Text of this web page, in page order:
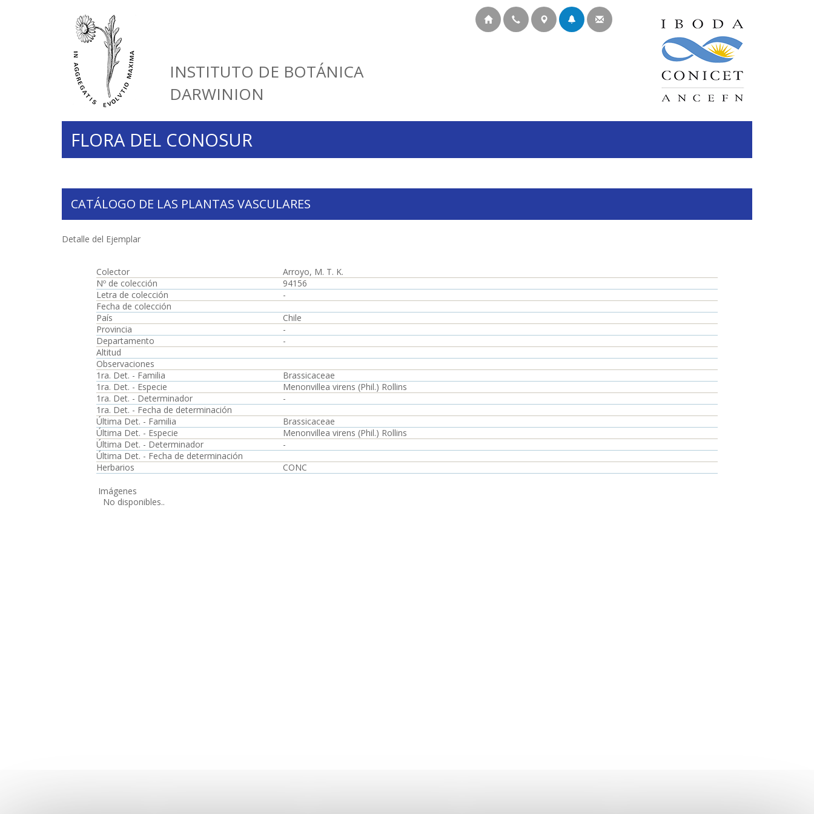
INSTITUTO DE BOTÁNICA
DARWINION
FLORA DEL CONOSUR
CATÁLOGO DE LAS PLANTAS VASCULARES
Detalle del Ejemplar
Colector
Arroyo, M. T. K.
Nº de colección
94156
Letra de colección
-
Fecha de colección
País
Chile
Provincia
-
Departamento
-
Altitud
Observaciones
1ra. Det. - Familia
Brassicaceae
1ra. Det. - Especie
Menonvillea virens (Phil.) Rollins
1ra. Det. - Determinador
-
1ra. Det. - Fecha de determinación
Última Det. - Familia
Brassicaceae
Última Det. - Especie
Menonvillea virens (Phil.) Rollins
Última Det. - Determinador
-
Última Det. - Fecha de determinación
Herbarios
CONC
Imágenes
No disponibles..